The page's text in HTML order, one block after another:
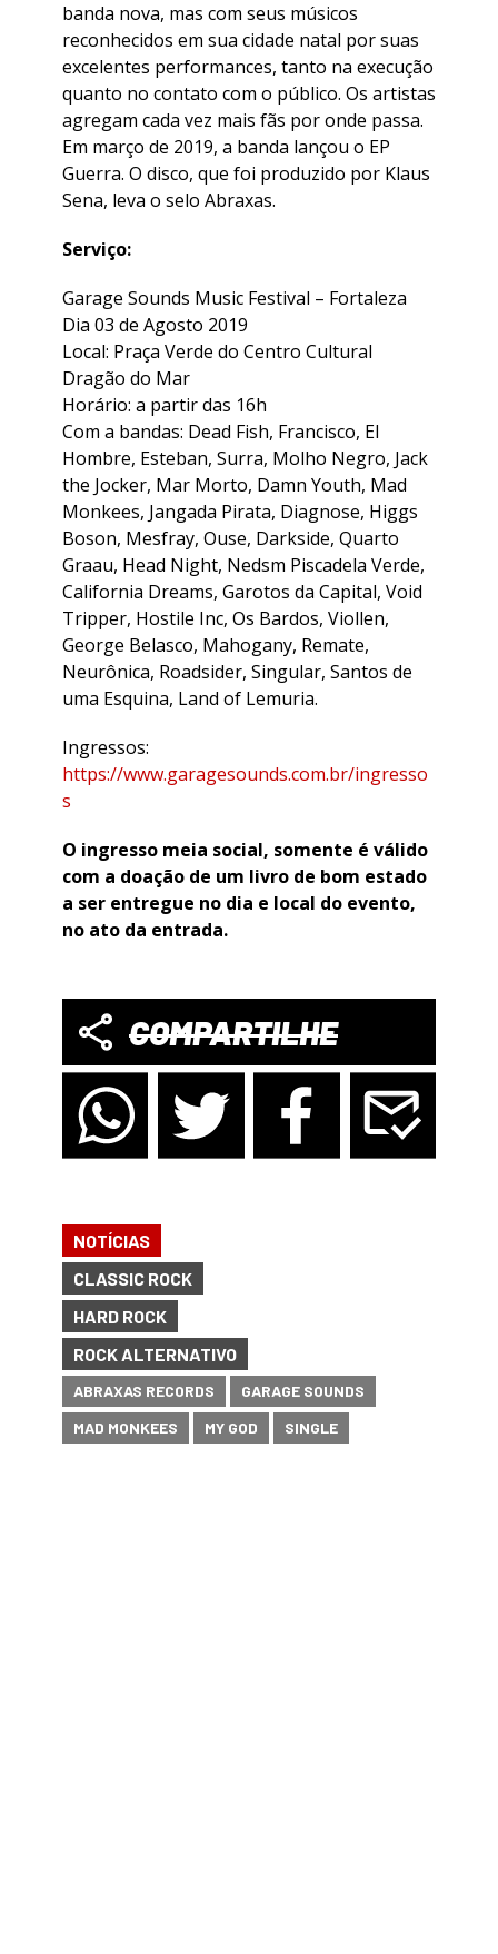
banda nova, mas com seus músicos
reconhecidos em sua cidade natal por suas
excelentes performances, tanto na execução
quanto no contato com o público. Os artistas
agregam cada vez mais fãs por onde passa.
Em março de 2019, a banda lançou o EP
Guerra. O disco, que foi produzido por Klaus
Sena, leva o selo Abraxas.
Serviço:
Garage Sounds Music Festival – Fortaleza
Dia 03 de Agosto 2019
Local: Praça Verde do Centro Cultural
Dragão do Mar
Horário: a partir das 16h
Com a bandas: Dead Fish, Francisco, El
Hombre, Esteban, Surra, Molho Negro, Jack
the Jocker, Mar Morto, Damn Youth, Mad
Monkees, Jangada Pirata, Diagnose, Higgs
Boson, Mesfray, Ouse, Darkside, Quarto
Graau, Head Night, Nedsm Piscadela Verde,
California Dreams, Garotos da Capital, Void
Tripper, Hostile Inc, Os Bardos, Viollen,
George Belasco, Mahogany, Remate,
Neurônica, Roadsider, Singular, Santos de
uma Esquina, Land of Lemuria.
Ingressos:
https://www.garagesounds.com.br/ingresso
s
O ingresso meia social, somente é válido
com a doação de um livro de bom estado
a ser entregue no dia e local do evento,
no ato da entrada.
COMPARTILHE
NOTÍCIAS
CLASSIC ROCK
HARD ROCK
ROCK ALTERNATIVO
ABRAXAS RECORDS
GARAGE SOUNDS
MAD MONKEES
MY GOD SINGLE